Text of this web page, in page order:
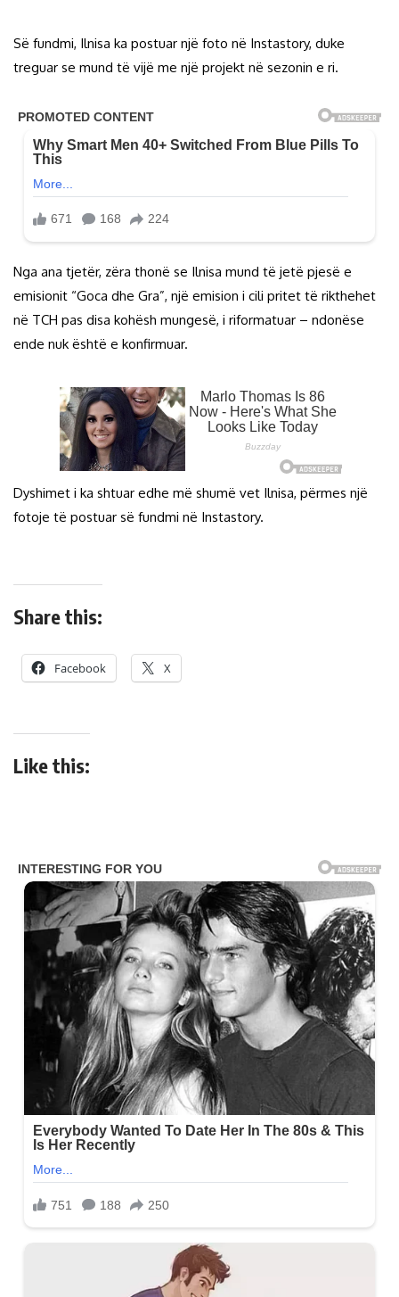
Së fundmi, Ilnisa ka postuar një foto në Instastory, duke
treguar se mund të vijë me një projekt në sezonin e ri.
Nga ana tjetër, zëra thonë se Ilnisa mund të jetë pjesë e
emisionit “Goca dhe Gra”, një emision i cili pritet të rikthehet
në TCH pas disa kohësh mungesë, i riformatuar – ndonëse
ende nuk është e konfirmuar.
Dyshimet i ka shtuar edhe më shumë vet Ilnisa, përmes një
fotoje të postuar së fundmi në Instastory.
Share this:
Facebook X
Like this: